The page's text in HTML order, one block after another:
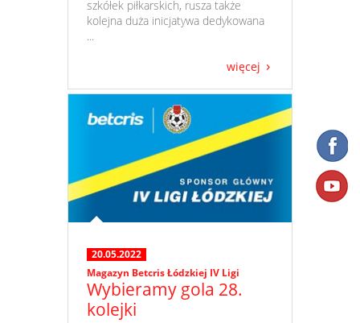
szkółek piłkarskich, rusza także
kolejna duża inicjatywa dedykowana
...
więcej
20.05.2022
Magazyn Betcris Łódzkiej IV Ligi
Wybieramy gola 28.
kolejki